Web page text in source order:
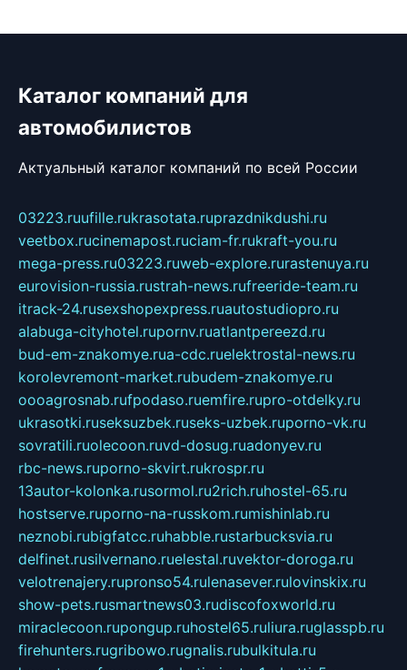
Каталог компаний для
автомобилистов
Актуальный каталог компаний по всей России
03223.ruufille.rukrasotata.ruprazdnikdushi.ru
veetbox.rucinemapost.ruciam-fr.rukraft-you.ru
mega-press.ru03223.ruweb-explore.rurastenuya.ru
eurovision-russia.rustrah-news.rufreeride-team.ru
itrack-24.rusexshopexpress.ruautostudiopro.ru
alabuga-cityhotel.rupornv.ruatlantpereezd.ru
bud-em-znakomye.rua-cdc.ruelektrostal-news.ru
korolevremont-market.rubudem-znakomye.ru
oooagrosnab.rufpodaso.ruemfire.rupro-otdelky.ru
ukrasotki.ruseksuzbek.ruseks-uzbek.ruporno-vk.ru
sovratili.ruolecoon.ruvd-dosug.ruadonyev.ru
rbc-news.ruporno-skvirt.rukrospr.ru
13autor-kolonka.rusormol.ru2rich.ruhostel-65.ru
hostserve.ruporno-na-russkom.rumishinlab.ru
neznobi.rubigfatcc.ruhabble.rustarbucksvia.ru
delfinet.rusilvernano.ruelestal.ruvektor-doroga.ru
velotrenajery.rupronso54.rulenasever.rulovinskix.ru
show-pets.rusmartnews03.rudiscofoxworld.ru
miraclecoon.rupongup.ruhostel65.ruliura.ruglasspb.ru
firehunters.rugribowo.rugnalis.rubulkitula.ru